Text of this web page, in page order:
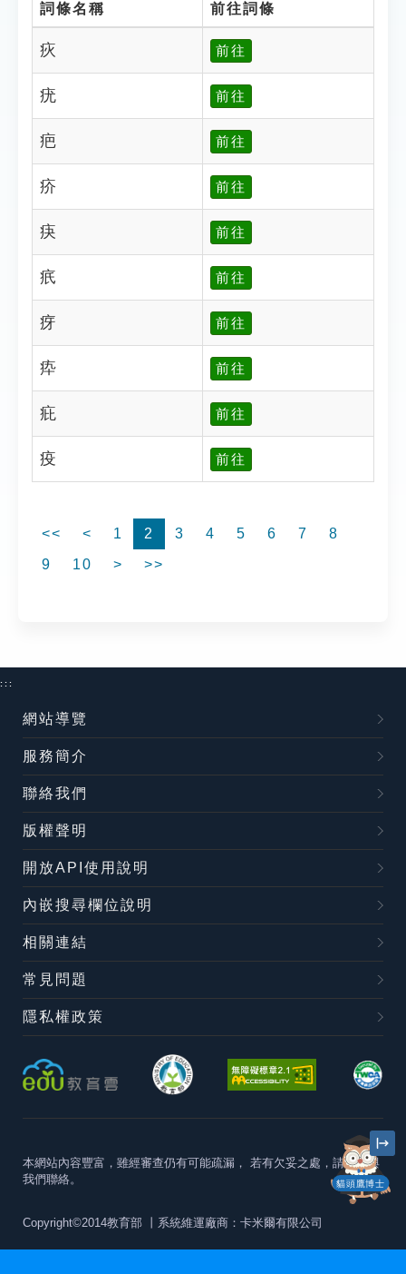
詞條名稱 前往詞條
疢 前往
疣 前往
疤 前往
疥 前往
疦 前往
疧 前往
疨 前往
疩 前往
疪 前往
疫 前往
<< < 1 2 3 4 5 6 7
8
9
10 > >>
貓頭鷹博士
:::
網站導覽
服務簡介
聯絡我們
版權聲明
開放API使用說明
內嵌搜尋欄位說明
相關連結
常見問題
隱私權政策
本網站內容豐富，雖經審查仍有可能疏漏， 若有欠妥之處，請隨時與
我們聯絡。
Copyright©2014教育部 丨系統維運廠商：卡米爾有限公司